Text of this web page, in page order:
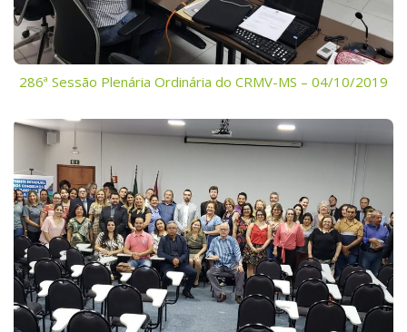
286ª Sessão Plenária Ordinária do CRMV-MS – 04/10/2019